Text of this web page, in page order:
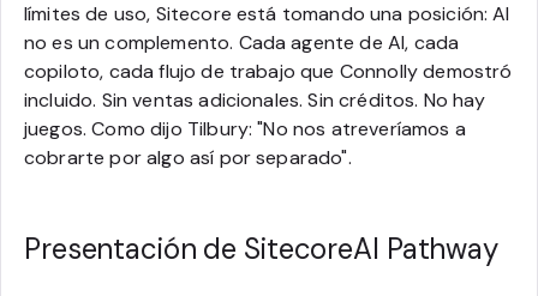
límites de uso, Sitecore está tomando una posición: AI
no es un complemento. Cada agente de AI, cada
copiloto, cada flujo de trabajo que Connolly demostró
incluido. Sin ventas adicionales. Sin créditos. No hay
juegos. Como dijo Tilbury: "No nos atreveríamos a
cobrarte por algo así por separado".
Presentación de SitecoreAI Pathway